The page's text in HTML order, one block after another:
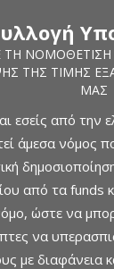
ΝΟΜΟΘΈΤΙΣΗ
ΤΗΣ ΤΙΜΉΣ
ΜΑΣ
εσείς από την
άμεσα νόμος
από τα funds
ώστε να
να
με διαφάνεια